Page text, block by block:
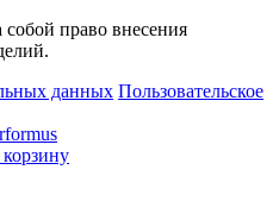
собой право внесения
данных Пользовательское